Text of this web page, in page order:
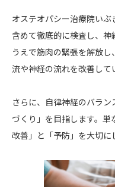
オステオパシー治療院い
含めて徹底的に検査し、
うえで筋肉の緊張を解放
流や神経の流れを改善して
さらに、自律神経のバラ
づくり」を目指します。
改善」と「予防」を大切に